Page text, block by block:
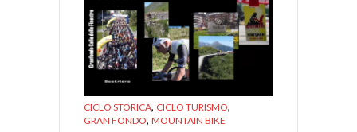
CICLO STORICA, CICLO TURISMO,
GRAN FONDO, MOUNTAIN BIKE